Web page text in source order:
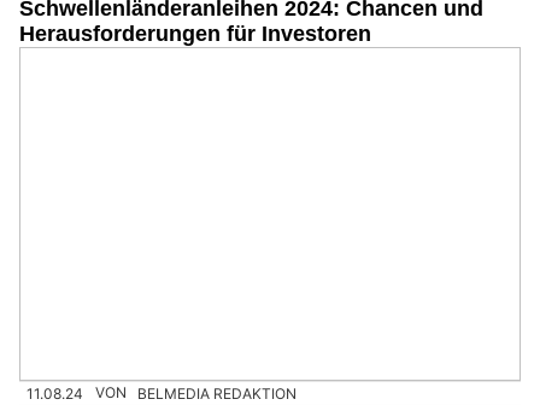
Schwellenländeranleihen 2024: Chancen und
Herausforderungen für Investoren
11.08.24 VON BELMEDIA REDAKTION